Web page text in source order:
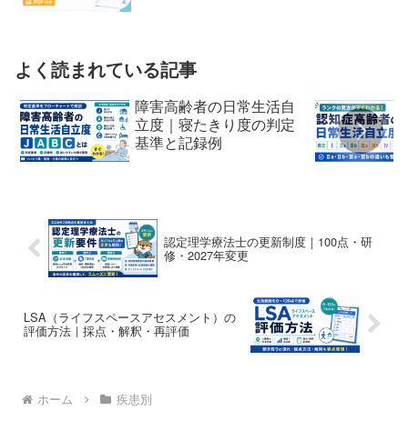
よく読まれている記事
障害高齢者の日常生活自
立度｜寝たきり度の判定
基準と記録例
認定理学療法士の更新制度｜100点・研
修・2027年変更
LSA（ライフスペースアセスメント）の
評価方法｜採点・解釈・再評価
ホーム 疾患別